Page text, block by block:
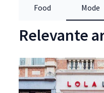
Food Mode
Relevante